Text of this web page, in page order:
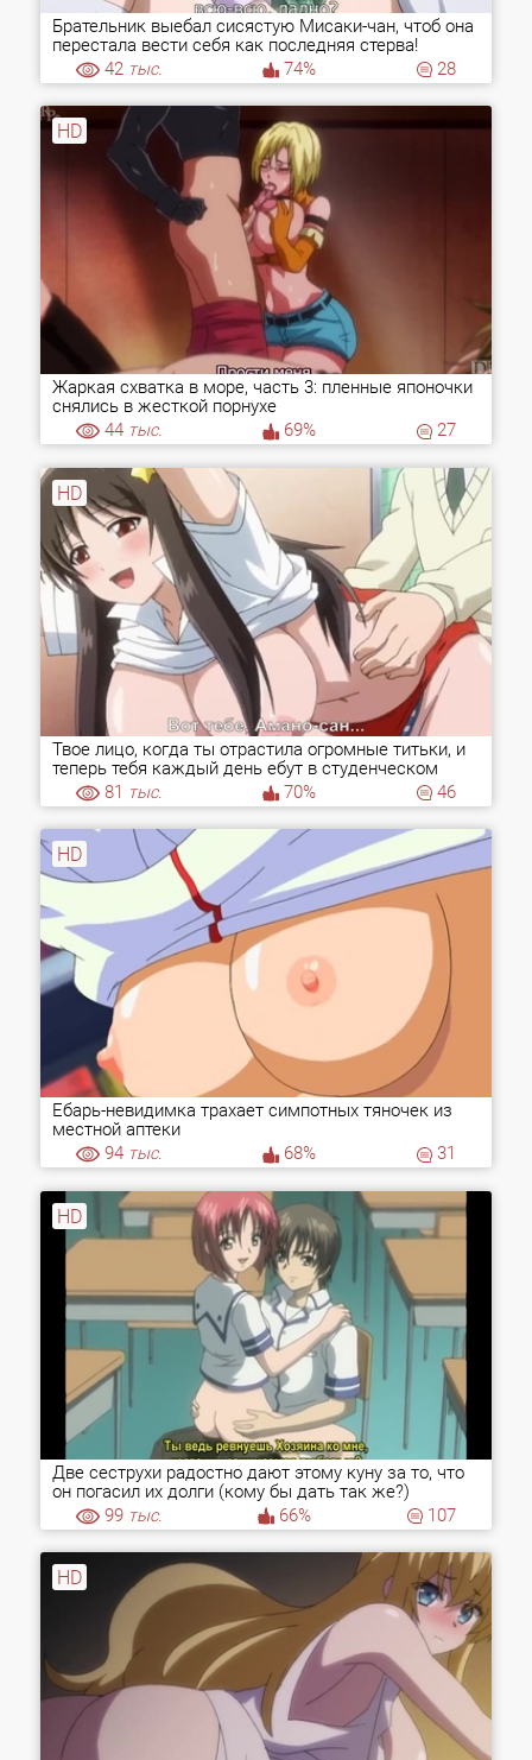
Брательник выебал сисястую Мисаки-чан, чтоб она
перестала вести себя как последняя стерва!
42 тыс. 74% 28
HD
Жаркая схватка в море, часть 3: пленные японочки
снялись в жесткой порнухе
44 тыс. 69% 27
HD
Твое лицо, когда ты отрастила огромные титьки, и
теперь тебя каждый день ебут в студенческом
туалете!
81 тыс. 70% 46
HD
Ебарь-невидимка трахает симпотных тяночек из
местной аптеки
94 тыс. 68% 31
HD
Две сеструхи радостно дают этому куну за то, что
он погасил их долги (кому бы дать так же?)
99 тыс. 66% 107
HD